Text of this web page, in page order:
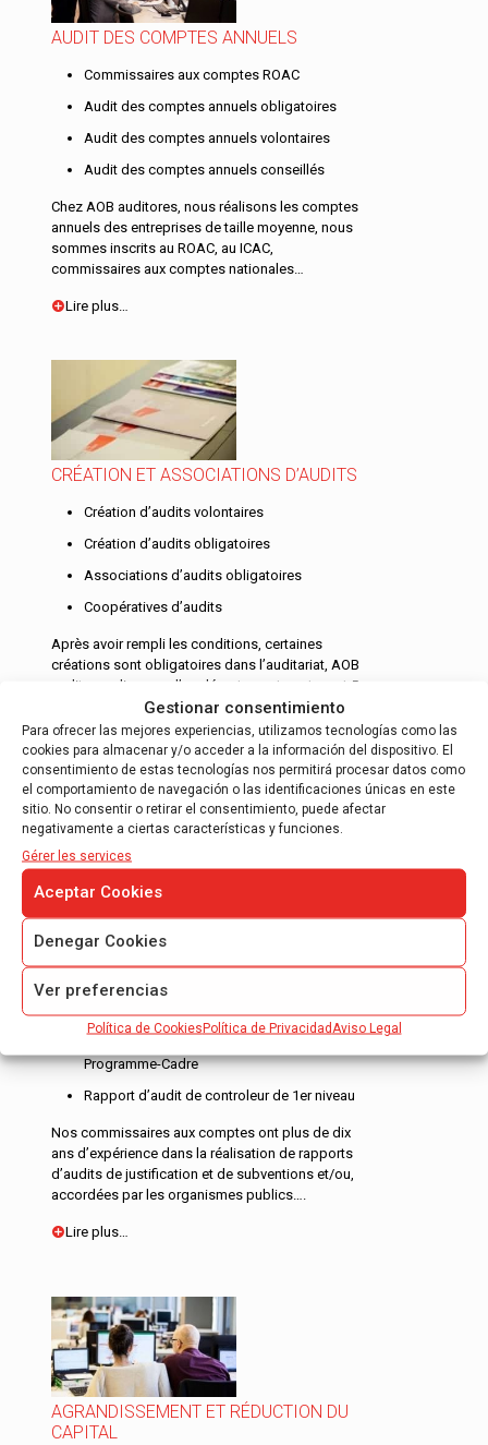
Gestionar consentimiento
Para ofrecer las mejores experiencias, utilizamos tecnologías como las
cookies para almacenar y/o acceder a la información del dispositivo. El
consentimiento de estas tecnologías nos permitirá procesar datos como
el comportamiento de navegación o las identificaciones únicas en este
sitio. No consentir o retirar el consentimiento, puede afectar
negativamente a ciertas características y funciones.
Gérer les services
Aceptar Cookies
Denegar Cookies
Ver preferencias
Política de CookiesPolítica de Privacidad Aviso Legal
AUDIT DES COMPTES ANNUELS
Commissaires aux comptes ROAC
Audit des comptes annuels obligatoires
Audit des comptes annuels volontaires
Audit des comptes annuels conseillés
Chez AOB auditores, nous réalisons les comptes
annuels des entreprises de taille moyenne, nous
sommes inscrits au ROAC, au ICAC,
commissaires aux comptes nationales…
Lire plus…
CRÉATION ET ASSOCIATIONS D’AUDITS
Création d’audits volontaires
Création d’audits obligatoires
Associations d’audits obligatoires
Coopératives d’audits
Après avoir rempli les conditions, certaines
créations sont obligatoires dans l’auditariat, AOB
auditores dispose d’un département contenant 5
commissaires aux comptes ROAC spécialisés
dans l’audit…
Lire plus…
RAPPORT DE JUSTIFICATION DE
SUBVENTIONS
Rapport d’audit pour justifier des aides
CDTI
Programme-Cadre
Rapport d’audit de controleur de 1er niveau
Nos commissaires aux comptes ont plus de dix
ans d’expérience dans la réalisation de rapports
d’audits de justification et de subventions et/ou,
accordées par les organismes publics….
Lire plus…
AGRANDISSEMENT ET RÉDUCTION DU
CAPITAL